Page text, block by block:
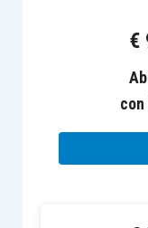
natura, non
della
Si tratta
€